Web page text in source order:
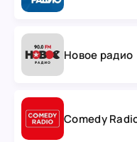
Новое радио
Comedy